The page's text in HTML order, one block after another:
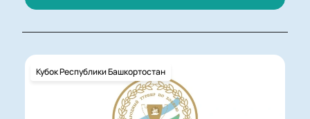
Кубок Республики Башкортостан